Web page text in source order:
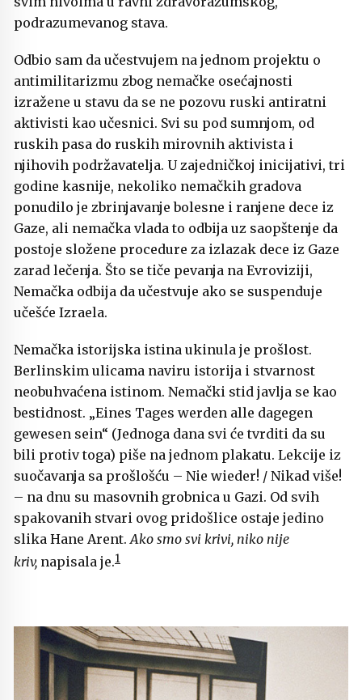
podrazumevanog stava.
Odbio sam da učestvujem na jednom projektu o
antimilitarizmu zbog nemačke osećajnosti
izražene u stavu da se ne pozovu ruski antiratni
aktivisti kao učesnici. Svi su pod sumnjom, od
ruskih pasa do ruskih mirovnih aktivista i
njihovih podržavatelja. U zajedničkoj inicijativi, tri
godine kasnije, nekoliko nemačkih gradova
ponudilo je zbrinjavanje bolesne i ranjene dece iz
Gaze, ali nemačka vlada to odbija uz saopštenje da
postoje složene procedure za izlazak dece iz Gaze
zarad lečenja. Što se tiče pevanja na Evroviziji,
Nemačka odbija da učestvuje ako se suspenduje
učešće Izraela.
Nemačka istorijska istina ukinula je prošlost.
Berlinskim ulicama naviru istorija i stvarnost
neobuhvaćena istinom. Nemački stid javlja se kao
bestidnost. „Eines Tages werden alle dagegen
gewesen sein“ (Jednoga dana svi će tvrditi da su
bili protiv toga) piše na jednom plakatu. Lekcije iz
suočavanja sa prošlošću – Nie wieder! / Nikad više!
– na dnu su masovnih grobnica u Gazi. Od svih
spakovanih stvari ovog pridošlice ostaje jedino
slika Hane Arent.Ako smo svi krivi, niko nije
kriv, napisala je.1